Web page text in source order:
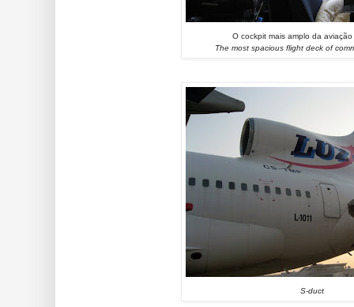
O cockpit mais amplo da
The most spacious flight deck of
S-duct